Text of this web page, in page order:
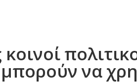
να